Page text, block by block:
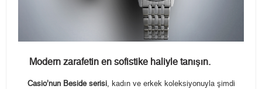
Modern zarafetin en sofistike haliyle tanışın.
Casio’nun Beside serisi, kadın ve erkek koleksiyonuyla şimdi